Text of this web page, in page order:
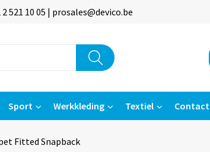
521 10 05 | prosales@devico.be
Sport Werkkleding Textiel Contact
Fitted Snapback